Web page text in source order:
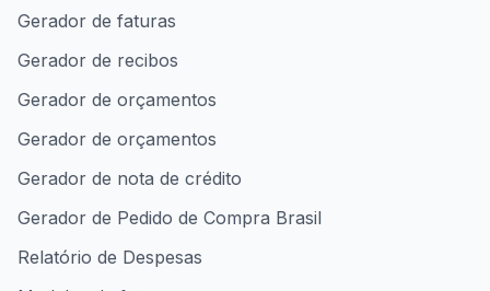
Gerador de faturas
Gerador de recibos
Gerador de orçamentos
Gerador de orçamentos
Gerador de nota de crédito
Gerador de Pedido de Compra Brasil
Relatório de Despesas